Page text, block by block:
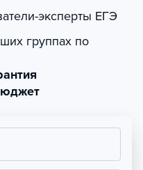
эксперты ЕГЭ
группах по